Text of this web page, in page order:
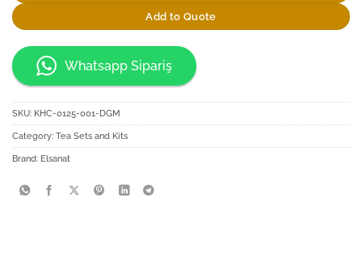
Add to Quote
Whatsapp Sipariş
SKU: KHC-0125-001-DGM
Category: Tea Sets and Kits
Brand: Elsanat